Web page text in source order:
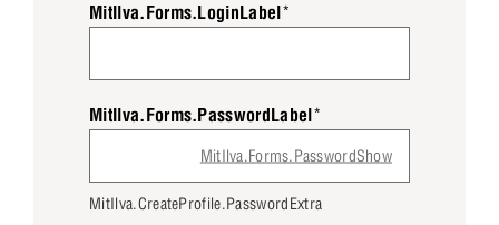
MitIlva.Forms.LoginLabel*
MitIlva.Forms.PasswordLabel*
MitIlva.Forms.PasswordShow
MitIlva.CreateProfile.PasswordExtra